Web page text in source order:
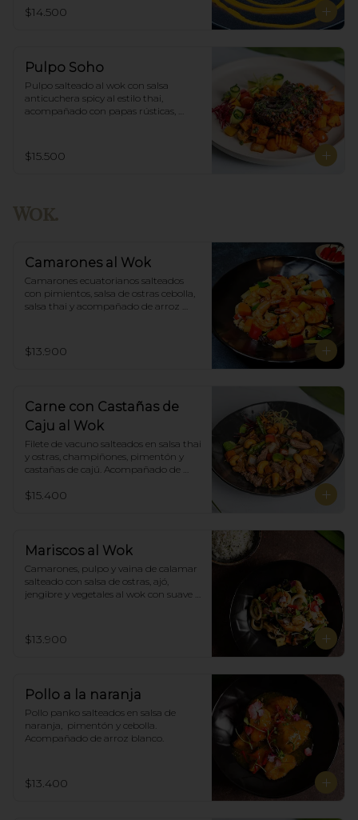
$14.500
Pulpo Soho
Pulpo salteado al wok con salsa
anticuchera spicy al estilo thai,
acompañado con papas rústicas,
$15.500
Camarones al Wok
Camarones ecuatorianos salteados
con pimientos, salsa de ostras cebolla,
salsa thai y acompañado de arroz
$13.900
Carne con Castañas de
Caju al Wok
Filete de vacuno salteados en salsa thai
y ostras, champiñones, pimentón y
castañas de cajú. Acompañado de
$15.400
Mariscos al Wok
Camarones, pulpo y vaina de calamar
salteado con salsa de ostras, ajó,
jengibre y vegetales al wok con suave
$13.900
Pollo a la naranja
Pollo panko salteados en salsa de
naranja,  pimentón y cebolla.
Acompañado de arroz blanco.
$13.400